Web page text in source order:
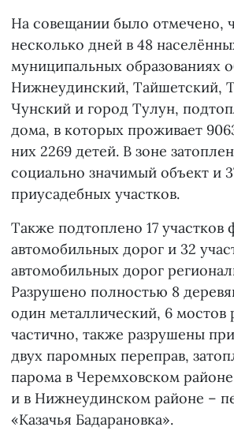
На совещании было отмечено,
несколько дней в 48
муниципальных образованиях
Нижнеудинский, Тайшетский,
Чунский и город Тулун,
дома, в которых проживает
них 2269 детей. В зоне
социально значимый объект и
приусадебных участков.
Также подтоплено 17 участков
автомобильных дорог и 32
автомобильных дорог
Разрушено полностью 8
один металлический, 6 мостов
частично, также разрушены
двух паромных переправ,
парома в Черемховском
и в Нижнеудинском районе –
«Казачья Бадарановка».